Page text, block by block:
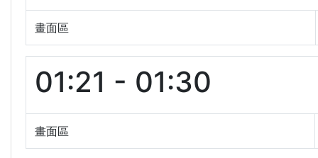
畫面區
01:21 - 01:30
畫面區